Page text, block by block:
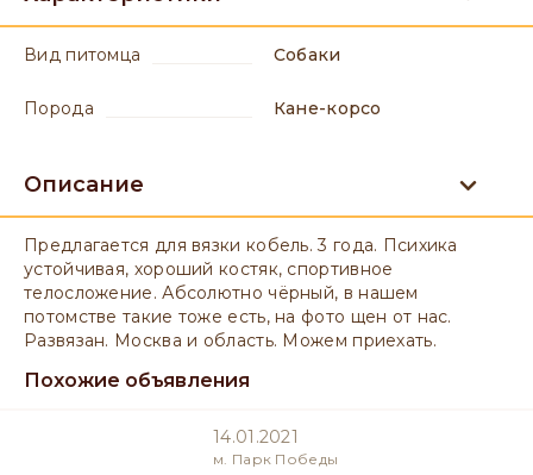
вид питомца Собаки
порода Кане-корсо
Описание
Предлагается для вязки кобель. 3 года. Психика
устойчивая, хороший костяк, спортивное
телосложение. Абсолютно чёрный, в нашем
потомстве такие тоже есть, на фото щен от нас.
Развязан. Москва и область. Можем приехать.
Похожие объявления
14.01.2021
м. Парк Победы